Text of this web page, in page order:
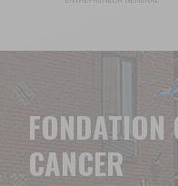
FONDATION
CANCER